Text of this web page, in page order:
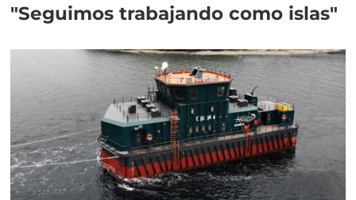
"Seguimos trabajando como islas"